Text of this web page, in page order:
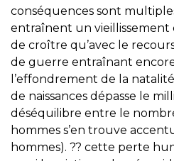
conséquences sont
entraînent un vieillissement
de croître qu’avec le
de guerre entraînant
l’effondrement de la
de naissances dépasse le
déséquilibre entre le
hommes s’en trouve
hommes). ?? cette perte